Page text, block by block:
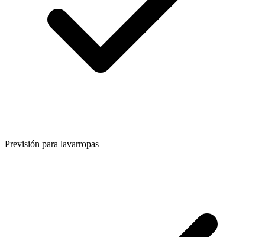
Previsión para lavarropas